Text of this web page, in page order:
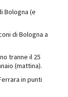
Bologna (e
di Bologna a
tranne il 25
(mattina).
in punti